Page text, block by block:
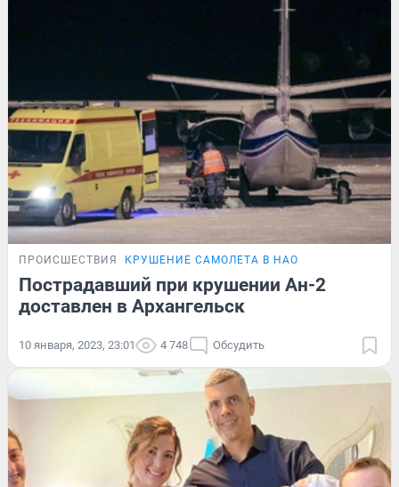
ПРОИСШЕСТВИЯ КРУШЕНИЕ САМОЛЕТА В НАО
Пострадавший при крушении Ан-2
доставлен в Архангельск
10 января, 2023, 23:01 4 748 Обсудить